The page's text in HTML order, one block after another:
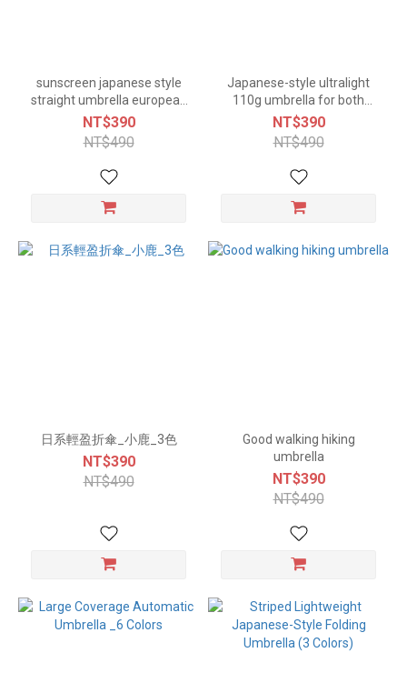
sunscreen japanese style
straight umbrella european
style
NT$390
NT$490
Japanese-style ultralight
110g umbrella for both
sunny and rainy days - 5
colors
NT$390
NT$490
日系輕盈折傘_小鹿_3色
NT$390
NT$490
Good walking hiking
umbrella
NT$390
NT$490